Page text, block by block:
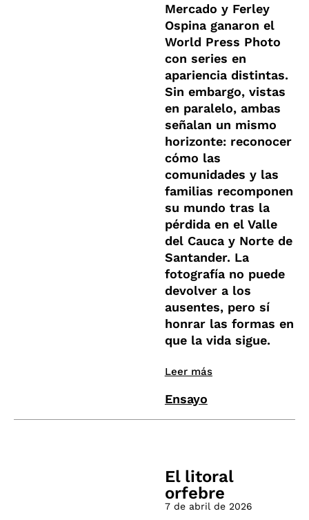
Mercado y Ferley
Ospina ganaron el
World Press Photo
con series en
apariencia distintas.
Sin embargo, vistas
en paralelo, ambas
señalan un mismo
horizonte: reconocer
cómo las
comunidades y las
familias recomponen
su mundo tras la
pérdida en el Valle
del Cauca y Norte de
Santander. La
fotografía no puede
devolver a los
ausentes, pero sí
honrar las formas en
que la vida sigue.
Leer más
Ensayo
El litoral
orfebre
7 de abril de 2026